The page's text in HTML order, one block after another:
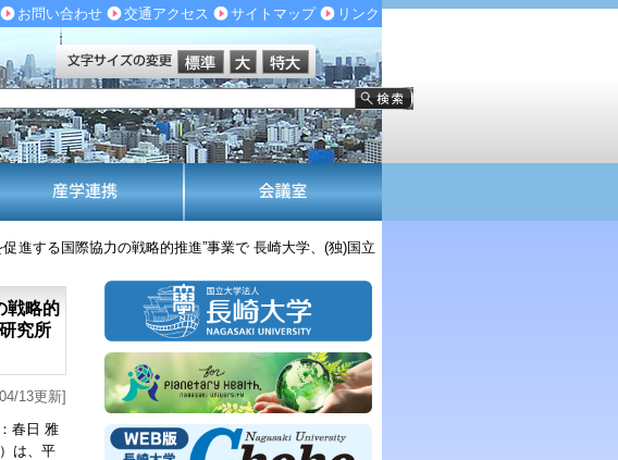
お問い合わせ 交通アクセス サイトマップ リンク
進する国際協力の戦略的推進”事業で 長崎大学、(独)国立
戦略的
究所
13更新]
春日 雅
は、平